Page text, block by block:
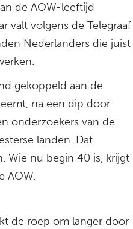
de AOW-leeftijd
valt volgens de Telegraaf
Nederlanders die juist
gekoppeld aan de
na een dip door
onderzoekers van de
landen. Dat
Wie nu begin 40 is, krijgt
AOW.
de roep om langer door